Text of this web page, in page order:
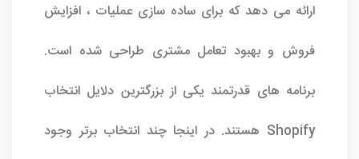
ارائه می دهد که برای ساده سازی عملیات ، افزایش
فروش و بهبود تعامل مشتری طراحی شده است.
برنامه های قدرتمند یکی از بزرگترین دلایل انتخاب
Shopify هستند. در اینجا چند انتخاب برتر وجود